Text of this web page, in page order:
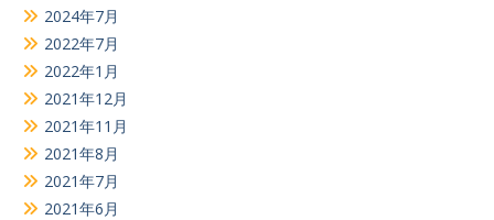
2024年7月
2022年7月
2022年1月
2021年12月
2021年11月
2021年8月
2021年7月
2021年6月